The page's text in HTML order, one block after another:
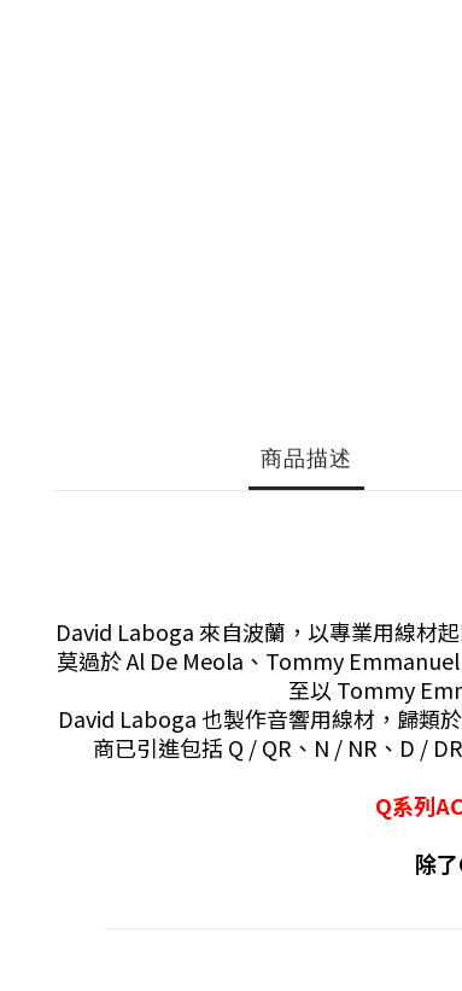
商品描述
David Laboga 來自波蘭，以專業用線材
莫過於 Al De Meola、Tommy
至以 Tommy
David Laboga 也製作音響用線材，歸類
商已引進包括 Q / QR、N / NR、D /
Q系列
除